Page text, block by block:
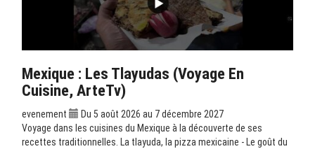
Mexique : Les Tlayudas (Voyage En
Cuisine, ArteTv)
evenement
Du 5 août 2026 au 7 décembre 2027
Voyage dans les cuisines du Mexique à la découverte de ses
recettes traditionnelles. La tlayuda, la pizza mexicaine - Le goût du